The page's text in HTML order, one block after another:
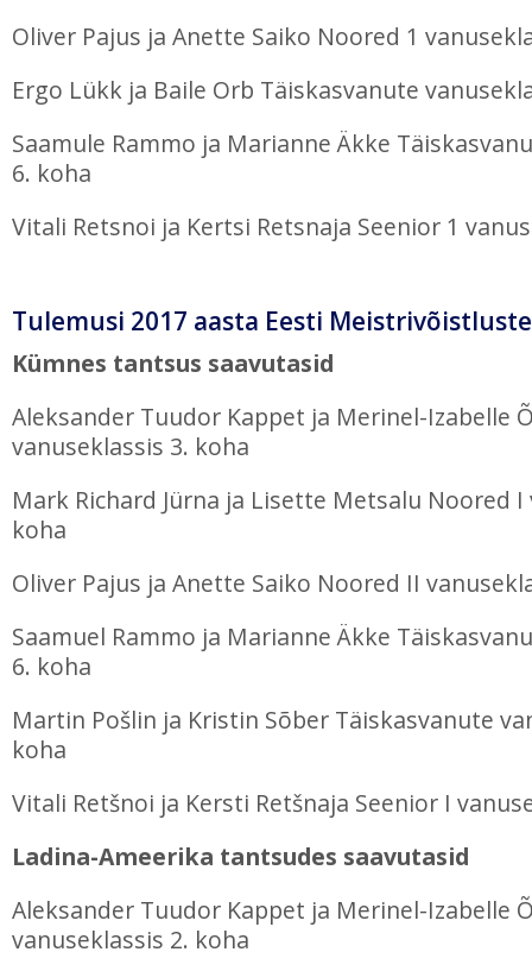
Oliver Pajus ja Anette Saiko Noored 1
Ergo Lükk ja Baile Orb Täiskasvanute
Saamule Rammo ja Marianne Äkke
6. koha
Vitali Retsnoi ja Kertsi Retsnaja Seenior 1
Tulemusi 2017 aasta Eesti
Kümnes tantsus saavutasid
Aleksander Tuudor Kappet ja Merinel-Izabelle
vanuseklassis 3. koha
Mark Richard Jürna ja Lisette Metsalu Noored I
koha
Oliver Pajus ja Anette Saiko Noored II
Saamuel Rammo ja Marianne Äkke
6. koha
Martin Pošlin ja Kristin Sõber Täiskasvanute
koha
Vitali Retšnoi ja Kersti Retšnaja Seenior I
Ladina-Ameerika tantsudes saavutasid
Aleksander Tuudor Kappet ja Merinel-Izabelle
vanuseklassis 2. koha